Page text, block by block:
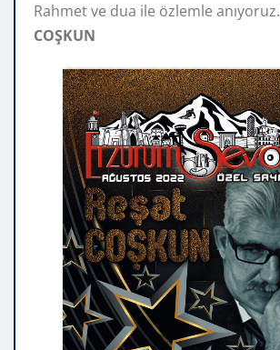
Rahmet ve dua ile özlemle anıyoruz.
COŞKUN